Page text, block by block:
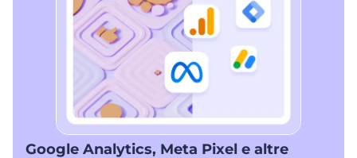
Google Analytics, Meta Pixel e altre